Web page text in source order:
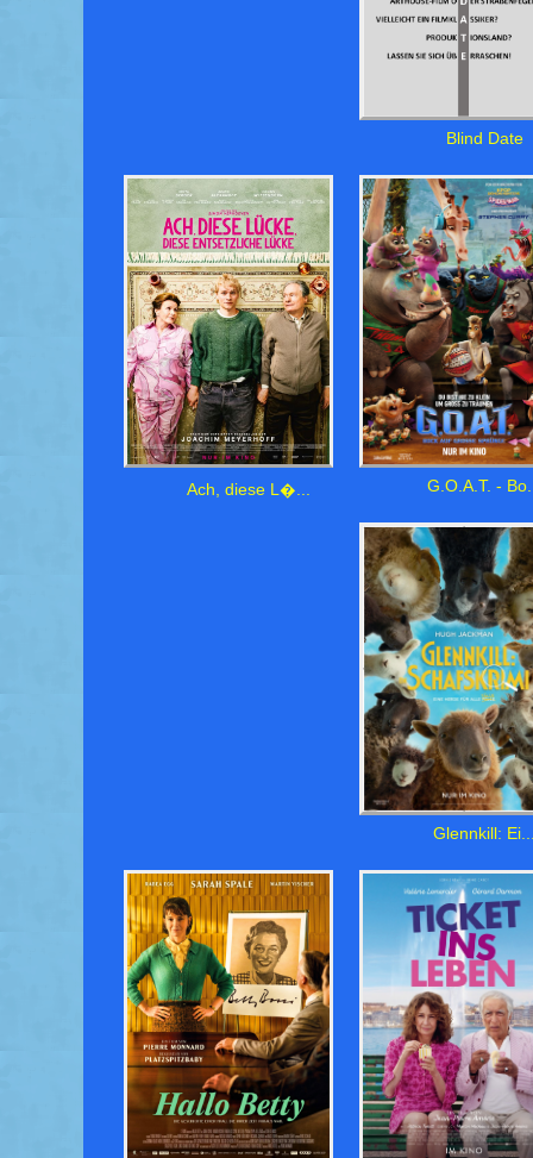
Blind Date
Ach, diese L�... G.O.A.T. -
Glennkill: